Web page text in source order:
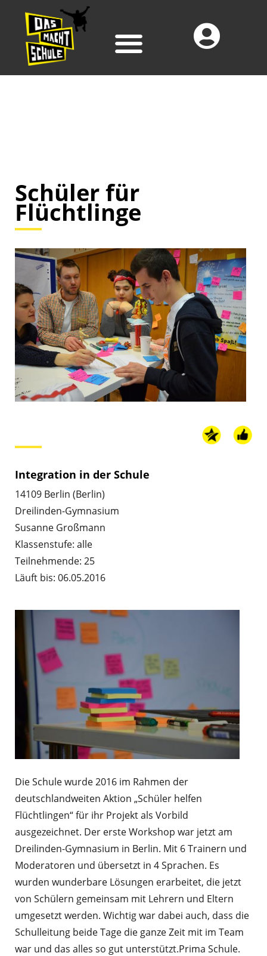
Schüler für
Flüchtlinge
Integration in der Schule
14109 Berlin (Berlin)
Dreilinden-Gymnasium
Susanne Großmann
Klassenstufe: alle
Teilnehmende: 25
Läuft bis: 06.05.2016
Die Schule wurde 2016 im Rahmen der
deutschlandweiten Aktion „Schüler helfen
Flüchtlingen“ für ihr Projekt als Vorbild
ausgezeichnet. Der erste Workshop war jetzt am
Dreilinden-Gymnasium in Berlin. Mit 6 Trainern und
Moderatoren und übersetzt in 4 Sprachen. Es
wurden wunderbare Lösungen erarbeitet, die jetzt
von Schülern gemeinsam mit Lehrern und Eltern
umgesetzt werden. Wichtig war dabei auch, dass die
Schulleitung beide Tage die ganze Zeit mit im Team
war und das alles so gut unterstützt.Prima Schule.